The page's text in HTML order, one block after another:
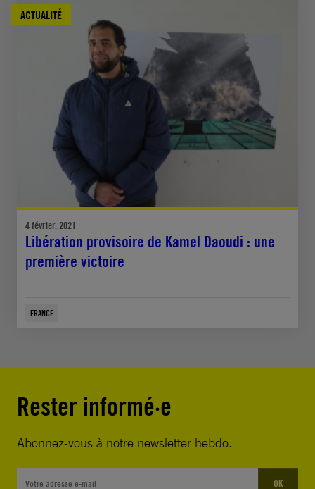
ACTUALITÉ
4 février, 2021
Libération provisoire de Kamel Daoudi : une
première victoire
FRANCE
Rester informé·e
Abonnez-vous à notre newsletter hebdo.
OK